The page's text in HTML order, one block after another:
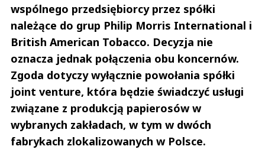
wspólnego przedsiębiorcy przez spółki
należące do grup Philip Morris International i
British American Tobacco. Decyzja nie
oznacza jednak połączenia obu koncernów.
Zgoda dotyczy wyłącznie powołania spółki
joint venture, która będzie świadczyć usługi
związane z produkcją papierosów w
wybranych zakładach, w tym w dwóch
fabrykach zlokalizowanych w Polsce.